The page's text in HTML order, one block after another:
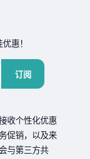
惠！
订阅
收个性化优惠
促销，以及来
与第三方共